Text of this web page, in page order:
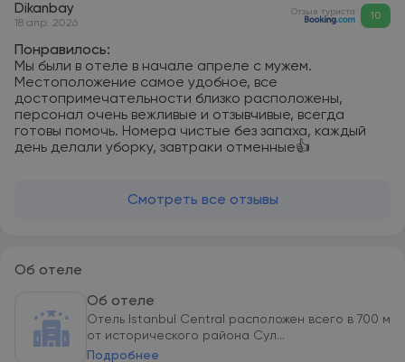
Dikanbay
18 апр. 2026
Отзыв туриста 10
Понравилось:
Мы были в отеле в начале апреле с мужем.
Местоположение самое удобное, все
достопримечательности близко расположены,
персонал очень вежливые и отзывчивые, всегда
готовы помочь. Номера чистые без запаха, каждый
день делали уборку, завтраки отменные👍
Смотреть все отзывы
Об отеле
Об отеле
Отель Istanbul Central расположен всего в 700 м
от исторического района Сул...
Подробнее